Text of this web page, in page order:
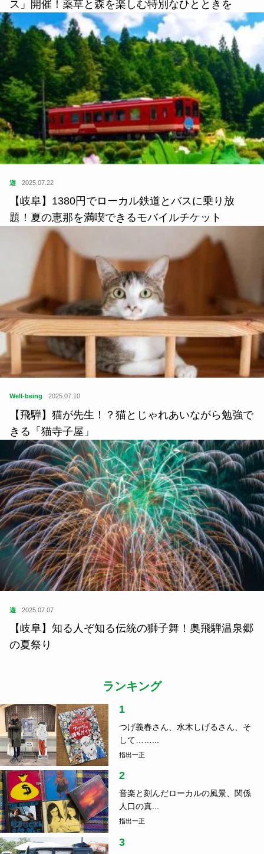
ス」開催！薬草と森を楽しむ特別なひとときを
遊 2025.07.22
【岐阜】1380円でローカル鉄道とバスに乗り放
題！夏の恵那を満喫できるモバイルチケット
Well-being 2025.07.10
【飛騨】猫が先生！？猫とじゃれあいながら勉強で
きる「猫寺子屋」
遊 2025.07.07
【岐阜】知る人ぞ知る伝統の獅子舞！奥飛騨温泉郷
の夏祭り
ランキング
1
つげ義春さん、水木しげるさん、そ
して……...
指出一正
2
音楽と刻んだローカルの風景、関係
人口の真...
指出一正
3